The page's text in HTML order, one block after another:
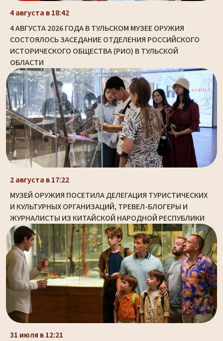
4 августа в 18:42
4 АВГУСТА 2026 ГОДА В ТУЛЬСКОМ МУЗЕЕ ОРУЖИЯ
СОСТОЯЛОСЬ ЗАСЕДАНИЕ ОТДЕЛЕНИЯ РОССИЙСКОГО
ИСТОРИЧЕСКОГО ОБЩЕСТВА (РИО) В ТУЛЬСКОЙ
ОБЛАСТИ
2 августа в 17:22
МУЗЕЙ ОРУЖИЯ ПОСЕТИЛА ДЕЛЕГАЦИЯ ТУРИСТИЧЕСКИХ
И КУЛЬТУРНЫХ ОРГАНИЗАЦИЙ, ТРЕВЕЛ-БЛОГЕРЫ И
ЖУРНАЛИСТЫ ИЗ КИТАЙСКОЙ НАРОДНОЙ РЕСПУБЛИКИ
31 июля в 12:21